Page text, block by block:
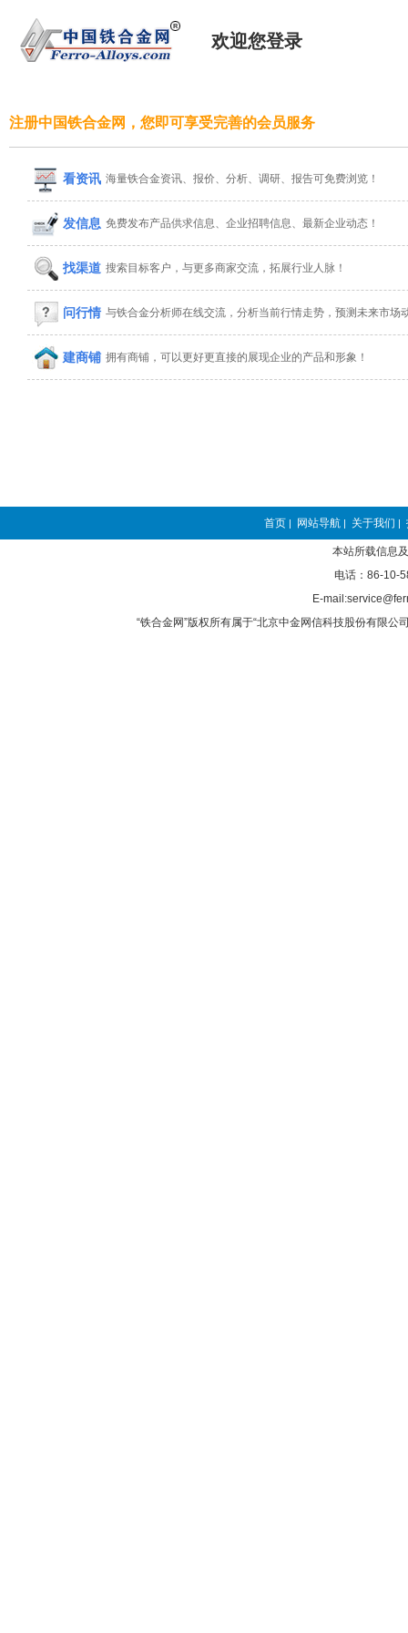
欢迎您登录
注册中国铁合金网，您即可享受完善的会员服务
看资讯 海量铁合金资讯、报价、分析、调研、报告可免费浏览！
发信息 免费发布产品供求信息、企业招聘信息、最新企业动态！
找渠道 搜索目标客户，与更多商家交流，拓展行业人脉！
问行情 与铁合金分析师在线交流，分析当前行情走势，预测未来市场
建商铺 拥有商铺，可以更好更直接的展现企业的产品和形象！
首页 | 网站导航 | 关于我们 |
本站所载信息
电话：86-10-
E-
“铁合金网”版权所有属于“北京中金网信科技股份有限公